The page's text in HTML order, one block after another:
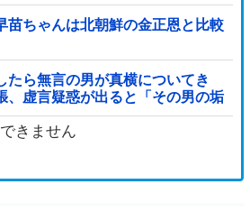
苗ちゃんは北朝鮮の金正恩と比較
たら無言の男が真横についてき
、虚言疑惑が出ると「その男の垢
張するも……他
きません